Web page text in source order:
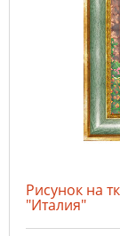
Рисунок на
"Италия"